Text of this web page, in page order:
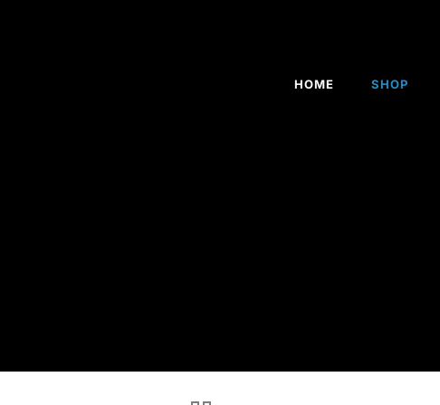
HOME SHOP